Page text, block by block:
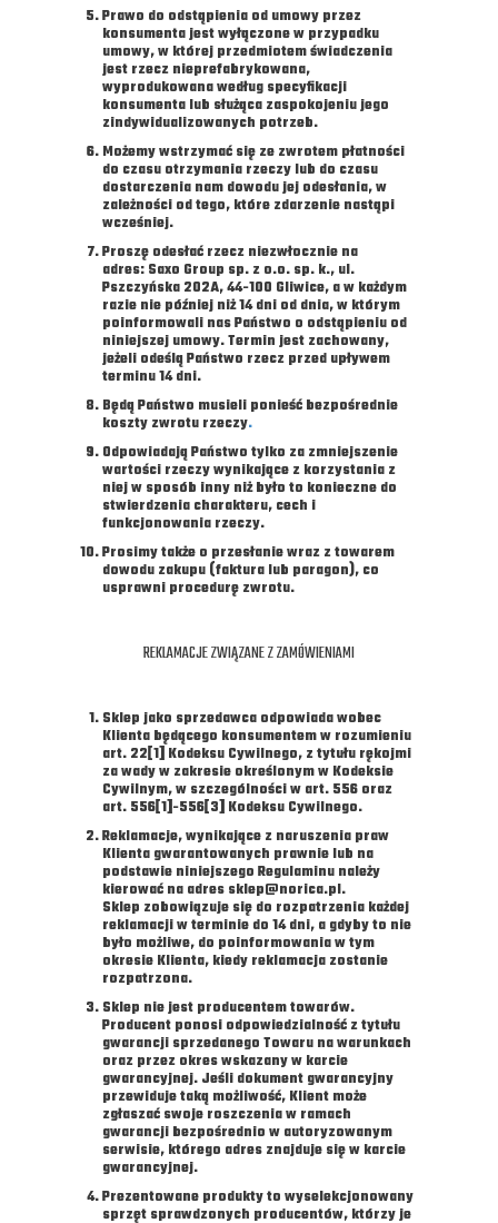
Prawo do odstąpienia od umowy przez
konsumenta jest wyłączone w przypadku
umowy, w której przedmiotem świadczenia
jest rzecz nieprefabrykowana,
wyprodukowana według specyfikacji
konsumenta lub służąca zaspokojeniu jego
zindywidualizowanych potrzeb.
Możemy wstrzymać się ze zwrotem płatności
do czasu otrzymania rzeczy lub do czasu
dostarczenia nam dowodu jej odesłania, w
zależności od tego, które zdarzenie nastąpi
wcześniej.
Proszę odesłać rzecz niezwłocznie na
adres: Saxo Group sp. z o.o. sp. k., ul.
Pszczyńska 202A, 44-100 Gliwice, a w każdym
razie nie później niż 14 dni od dnia, w którym
poinformowali nas Państwo o odstąpieniu od
niniejszej umowy. Termin jest zachowany,
jeżeli odeślą Państwo rzecz przed upływem
terminu 14 dni.
Będą Państwo musieli ponieść bezpośrednie
koszty zwrotu rzeczy.
Odpowiadają Państwo tylko za zmniejszenie
wartości rzeczy wynikające z korzystania z
niej w sposób inny niż było to konieczne do
stwierdzenia charakteru, cech i
funkcjonowania rzeczy.
Prosimy także o przesłanie wraz z towarem
dowodu zakupu (faktura lub paragon), co
usprawni procedurę zwrotu.
REKLAMACJE ZWIĄZANE Z ZAMÓWIENIAMI
Sklep jako sprzedawca odpowiada wobec
Klienta będącego konsumentem w rozumieniu
art. 22[1] Kodeksu Cywilnego, z tytułu rękojmi
za wady w zakresie określonym w Kodeksie
Cywilnym, w szczególności w art. 556 oraz
art. 556[1]-556[3] Kodeksu Cywilnego.
Reklamacje, wynikające z naruszenia praw
Klienta gwarantowanych prawnie lub na
podstawie niniejszego Regulaminu należy
kierować na adres sklep@norica.pl.
Sklep zobowiązuje się do rozpatrzenia każdej
reklamacji w terminie do 14 dni, a gdyby to nie
było możliwe, do poinformowania w tym
okresie Klienta, kiedy reklamacja zostanie
rozpatrzona.
Sklep nie jest producentem towarów.
Producent ponosi odpowiedzialność z tytułu
gwarancji sprzedanego Towaru na warunkach
oraz przez okres wskazany w karcie
gwarancyjnej. Jeśli dokument gwarancyjny
przewiduje taką możliwość, Klient może
zgłaszać swoje roszczenia w ramach
gwarancji bezpośrednio w autoryzowanym
serwisie, którego adres znajduje się w karcie
gwarancyjnej.
Prezentowane produkty to wyselekcjonowany
sprzęt sprawdzonych producentów, którzy je